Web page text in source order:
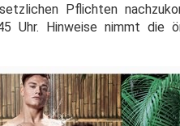
Pflichten
Uhr. Hinweise nimmt die